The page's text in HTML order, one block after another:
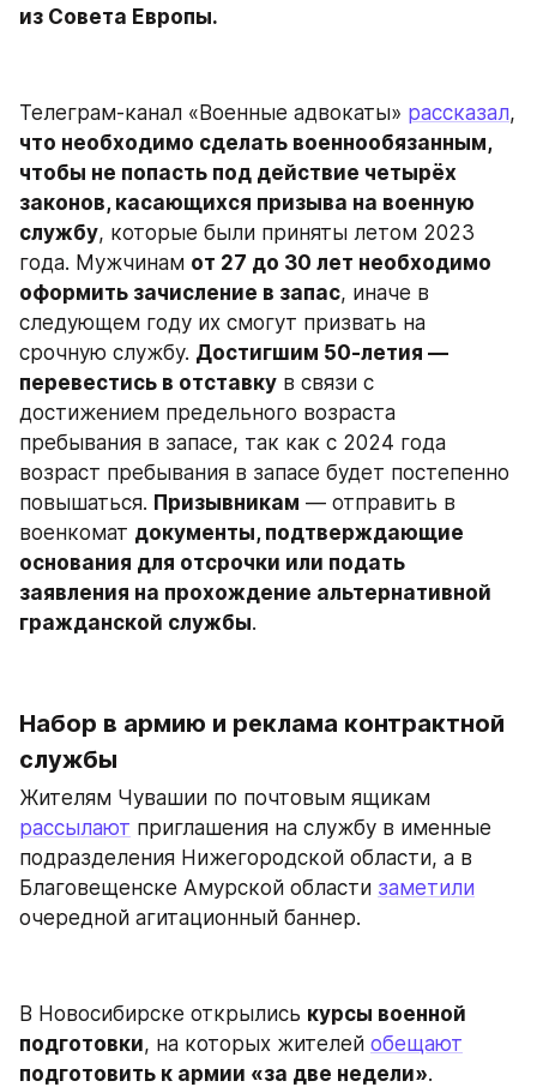
из Совета Европы.
Телеграм-канал «Военные адвокаты» рассказал
что необходимо сделать военнообязанным,
чтобы не попасть под действие четырёх
законов, касающихся призыва на военную
службу, которые были приняты летом 2023
года. Мужчинам от 27 до 30 лет необходимо
оформить зачисление в запас, иначе в
следующем году их смогут призвать на
срочную службу. Достигшим 50-летия —
перевестись в отставку в связи с
достижением предельного возраста
пребывания в запасе, так как с 2024 года
возраст пребывания в запасе будет постепенно
повышаться. Призывникам — отправить в
военкомат документы, подтверждающие
основания для отсрочки или подать
заявления на прохождение альтернативной
гражданской службы.
Набор в армию и реклама контрактной
службы
рассылают приглашения на службу в именные
подразделения Нижегородской области, а в
Благовещенске Амурской области заметили
очередной агитационный баннер.
В Новосибирске открылись курсы военной
подготовки, на которых жителей обещают
подготовить к армии «за две недели».